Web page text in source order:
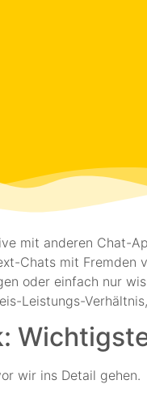
mit anderen Chat-
Chats mit
oder einfach nur
Leistungs-
wir ins Detail gehen.